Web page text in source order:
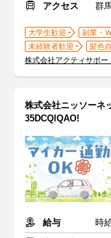
アクセス
群
大学生歓迎 副業・
未経験者歓迎
髪色
株式会社アクティサポ
株式会社ニッソーネ
35DCQlQAO!
給与
時